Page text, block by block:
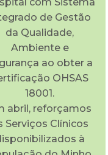
de Gestão
da Qualidade,
Ambiente e
ao obter a
OHSAS
18001.
abril, reforçamos
Serviços Clínicos
à